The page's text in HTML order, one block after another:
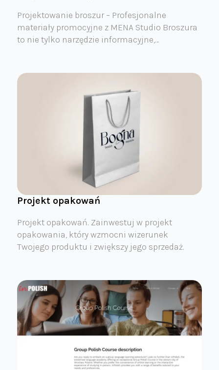
Projektowanie broszur – Profesjonalne
materiały promocyjne z MENA Studio Broszura
to nie tylko narzędzie informacyjne,…
Projekt opakowań
Projekt opakowań. Zainwestuj w projekt
opakowania, który wzmocni wizerunek
Twojego produktu i zwiększy jego sprzedaż.